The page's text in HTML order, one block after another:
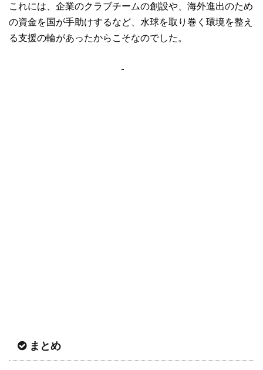
これには、企業のクラブチームの創設や、海外進出のため
の資金を国が手助けするなど、水球を取り巻く環境を整え
る支援の輪があったからこそなのでした。
まとめ